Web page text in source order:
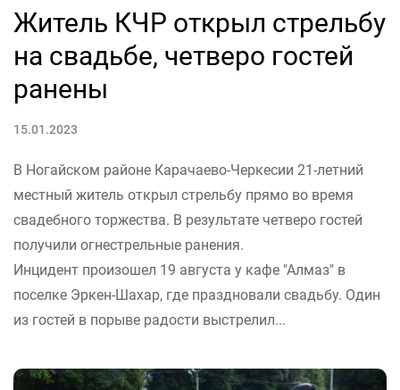
Житель КЧР открыл стрельбу
на свадьбе, четверо гостей
ранены
15.01.2023
В Ногайском районе Карачаево-Черкесии 21-летний
местный житель открыл стрельбу прямо во время
свадебного торжества. В результате четверо гостей
получили огнестрельные ранения.
Инцидент произошел 19 августа у кафе "Алмаз" в
поселке Эркен-Шахар, где праздновали свадьбу. Один
из гостей в порыве радости выстрелил...